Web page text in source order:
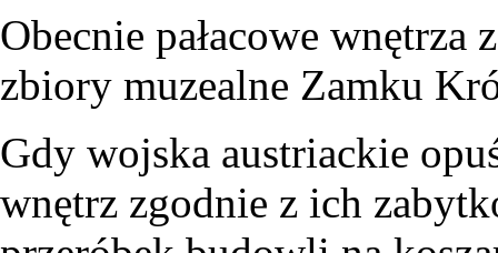
Obecnie pałacowe wnętrza
zbiory muzealne Zamku
Gdy wojska austriackie
wnętrz zgodnie z ich